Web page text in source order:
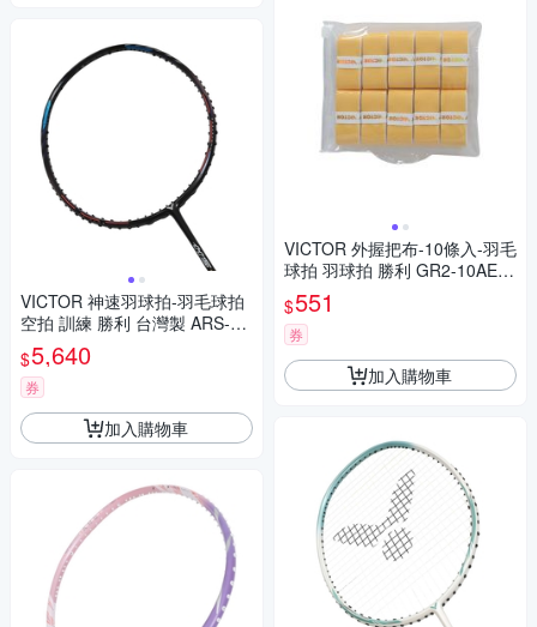
VICTOR 神速羽球拍-羽毛球拍
空拍 訓練 勝利 台灣製 ARS-HS
PLUS-C-3U 黑藍銀紅
$5,640
券
加入購物車
VICTOR 外握把布-10條入-羽毛
球拍 羽球拍 勝利 GR2-10AE
白黃
$551
券
加入購物車